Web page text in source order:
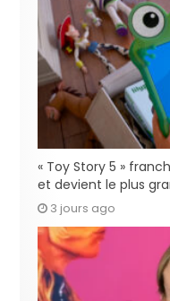
« Toy Story 5 »
et devient le plus
3 jours ago